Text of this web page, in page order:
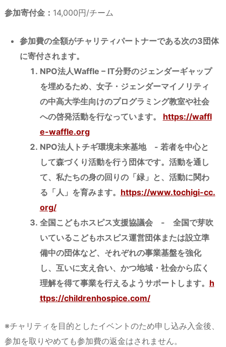
参加寄付金： 14,000円/チーム
参加費の全額がチャリティパートナーである次の3団体
に寄付されます。
NPO法人Waffle – IT分野のジェンダーギャップ
を埋めるため、女子・ジェンダーマイノリティ
の中高大学生向けのプログラミング教室や社会
への啓発活動を行なっています。 https://waffl
e-waffle.org
NPO法人トチギ環境未来基地 - 若者を中心と
して森づくり活動を行う団体です。活動を通し
て、私たちの身の回りの「緑」と、活動に関わ
る「人」を育みます。 https://www.tochigi-cc.
org/
全国こどもホスピス支援協議会 - 全国で芽吹
いているこどもホスピス運営団体または設立準
備中の団体など、それぞれの事業基盤を強化
し、互いに支え合い、かつ地域・社会から広く
理解を得て事業を行えるようサポートします。 h
ttps://childrenhospice.com/
※チャリティを目的としたイベントのため申し込み入金後、
参加を取りやめても参加費の返金はされません。